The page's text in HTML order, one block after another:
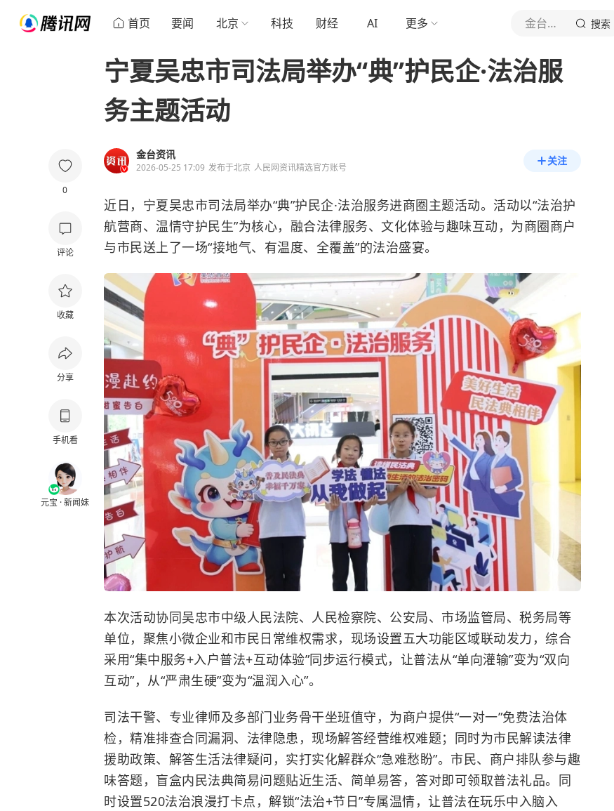
首页 要闻 北京 科技 财经 AI 更多 金台资讯 搜索
0
评论
收藏
分享
手机看
元宝 · 新闻妹
宁夏吴忠市司法局举办“典”护民企·法治服
务主题活动
金台资讯
2026-05-25 17:09 发布于北京 人民网资讯精选官方账号
关注
近日，宁夏吴忠市司法局举办“典”护民企·法治服务进商圈主题活动。活动以“法治护
航营商、温情守护民生”为核心，融合法律服务、文化体验与趣味互动，为商圈商户
与市民送上了一场“接地气、有温度、全覆盖”的法治盛宴。
本次活动协同吴忠市中级人民法院、人民检察院、公安局、市场监管局、税务局等
单位，聚焦小微企业和市民日常维权需求，现场设置五大功能区域联动发力，综合
采用“集中服务+入户普法+互动体验”同步运行模式，让普法从“单向灌输”变为“双向
互动”，从“严肃生硬”变为“温润入心”。
司法干警、专业律师及多部门业务骨干坐班值守，为商户提供“一对一”免费法治体
检，精准排查合同漏洞、法律隐患，现场解答经营维权难题；同时为市民解读法律
援助政策、解答生活法律疑问，实打实化解群众“急难愁盼”。市民、商户排队参与趣
味答题，盲盒内民法典简易问题贴近生活、简单易答，答对即可领取普法礼品。同
时设置520法治浪漫打卡点，解锁“法治+节日”专属温情，让普法在玩乐中入脑入